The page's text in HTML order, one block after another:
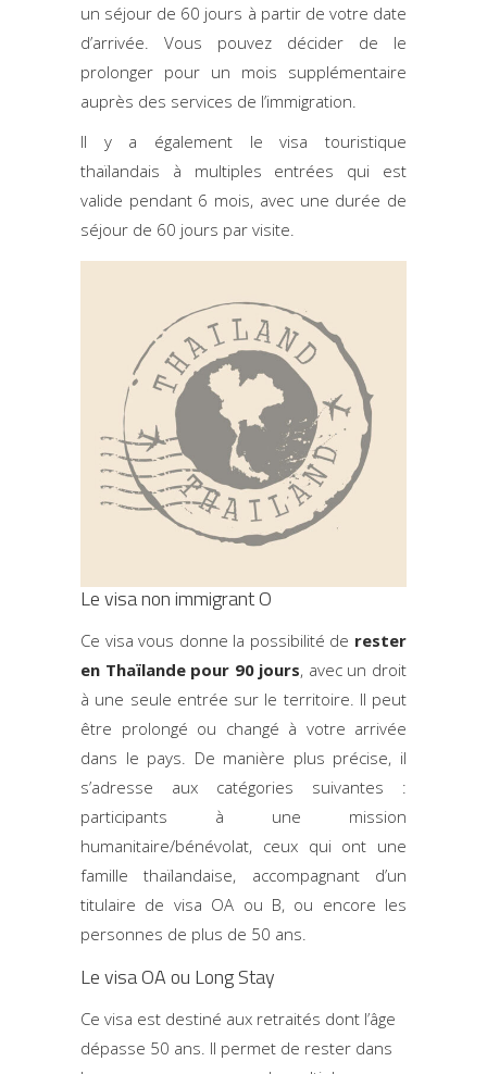
un séjour de 60 jours à partir de votre date
d’arrivée. Vous pouvez décider de le
prolonger pour un mois supplémentaire
auprès des services de l’immigration.
Il y a également le visa touristique
thaïlandais à multiples entrées qui est
valide pendant 6 mois, avec une durée de
séjour de 60 jours par visite.
Le visa non immigrant O
Ce visa vous donne la possibilité de rester
en Thaïlande pour 90 jours, avec un droit
à une seule entrée sur le territoire. Il peut
être prolongé ou changé à votre arrivée
dans le pays. De manière plus précise, il
s’adresse aux catégories suivantes :
participants à une mission
humanitaire/bénévolat, ceux qui ont une
famille thaïlandaise, accompagnant d’un
titulaire de visa OA ou B, ou encore les
personnes de plus de 50 ans.
Le visa OA ou Long Stay
Ce visa est destiné aux retraités dont l’âge
dépasse 50 ans. Il permet de rester dans